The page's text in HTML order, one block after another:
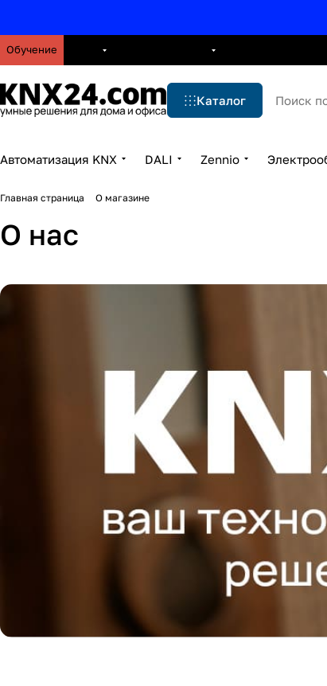
Обучение
Каталог
Автоматизация KNX DALI Zennio
Главная страница О магазине
О нас